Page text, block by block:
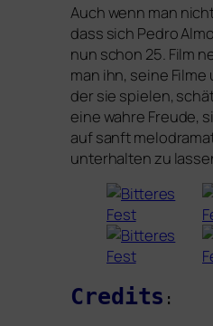
Auch wenn man
dass sich Pedro
nun schon 25. Film
man ihn, sei­ne Filme
der sie spie­len,
eine wah­re Freude,
auf sanft
unter­hal­ten zu
Credits :